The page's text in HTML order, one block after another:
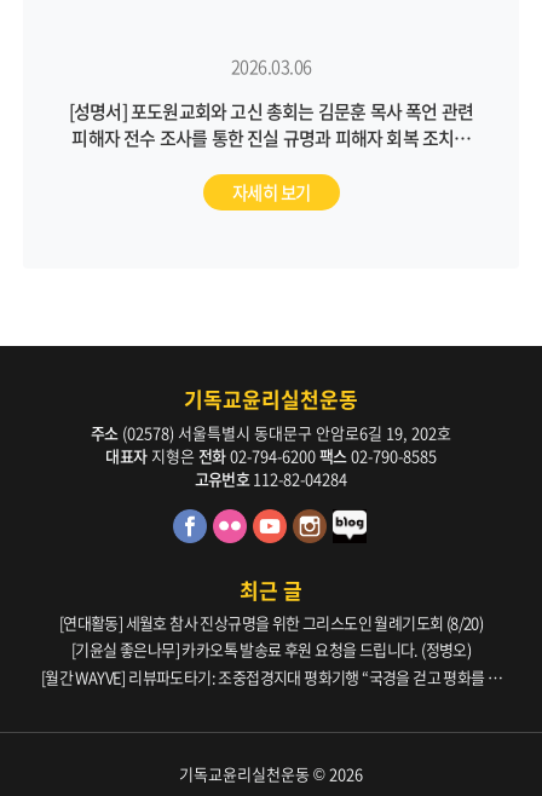
2026.03.06
[성명서] 포도원교회와 고신 총회는 김문훈 목사 폭언 관련
피해자 전수 조사를 통한 진실 규명과 피해자 회복 조치를
자세히 보기
기독교윤리실천운동
주소(02578) 서울특별시 동대문구 안암로6길 19, 202호
대표자지형은 전화02-794-6200팩스02-790-8585
고유번호112-82-04284
최근 글
[연대활동] 세월호 참사 진상규명을 위한 그리스도인 월례기도회 (8/20)
[기윤실 좋은나무] 카카오톡 발송료 후원 요청을 드립니다. (정병오)
[월간 WAYVE] 리뷰파도타기: 조중접경지대 평화기행 “국경을 걷고 평화를 생
기독교윤리실천운동 © 2026